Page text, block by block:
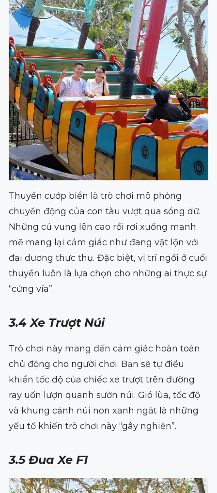
Thuyền cướp biển là trò chơi mô phỏng
chuyển động của con tàu vượt qua sóng dữ.
Những cú vung lên cao rồi rơi xuống mạnh
mẽ mang lại cảm giác như đang vật lộn với
đại dương thực thụ. Đặc biệt, vị trí ngồi ở cuối
thuyền luôn là lựa chọn cho những ai thực sự
“cứng vía”.
3.4 Xe Trượt Núi
Trò chơi này mang đến cảm giác hoàn toàn
chủ động cho người chơi. Bạn sẽ tự điều
khiển tốc độ của chiếc xe trượt trên đường
ray uốn lượn quanh sườn núi. Gió lùa, tốc độ
và khung cảnh núi non xanh ngát là những
yếu tố khiến trò chơi này “gây nghiện”.
3.5 Đua Xe F1